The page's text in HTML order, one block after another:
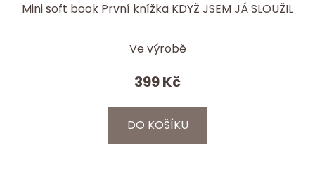
Mini soft book První knížka KDYŽ JSEM JÁ SLOUŽIL
Ve výrobě
399 Kč
DO KOŠÍKU